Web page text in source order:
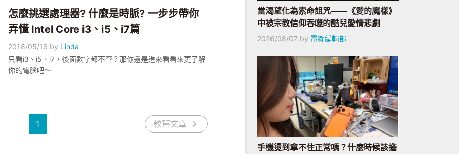
怎麼挑選處理器? 什麼是時脈? 一步步帶你
弄懂 Intel Core i3、i5、i7篇
2018/05/16 by Linda
只看i3、i5、i7，後面數字都不管？那你還是進來看看來更了解
你的電腦吧～
1 較舊文章
當渴望化為索命詛咒——《愛的魔樣》
中被宗教信仰吞噬的酷兒愛情悲劇
2026/08/07 by 電獺編輯部
手機燙到拿不住正常嗎？什麼時候該擔